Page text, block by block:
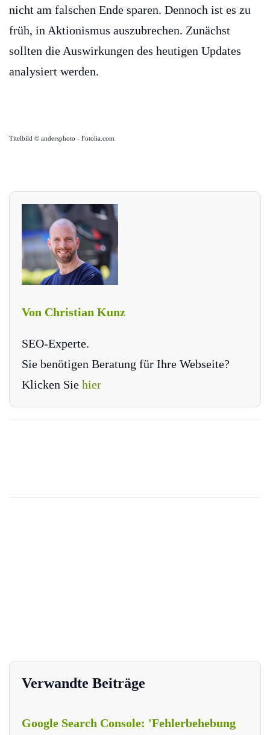
nicht am falschen Ende sparen. Dennoch ist es zu
früh, in Aktionismus auszubrechen. Zunächst
sollten die Auswirkungen des heutigen Updates
analysiert werden.
Titelbild © andersphoto - Fotolia.com
Von Christian Kunz
SEO-Experte.
Sie benötigen Beratung für Ihre Webseite?
Klicken Sie hier
Verwandte Beiträge
Google Search Console: 'Fehlerbehebung